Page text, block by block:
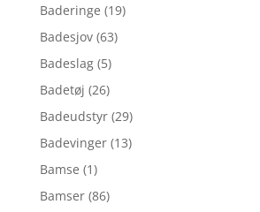
Baderinge (19)
Badesjov (63)
Badeslag (5)
Badetøj (26)
Badeudstyr (29)
Badevinger (13)
Bamse (1)
Bamser (86)